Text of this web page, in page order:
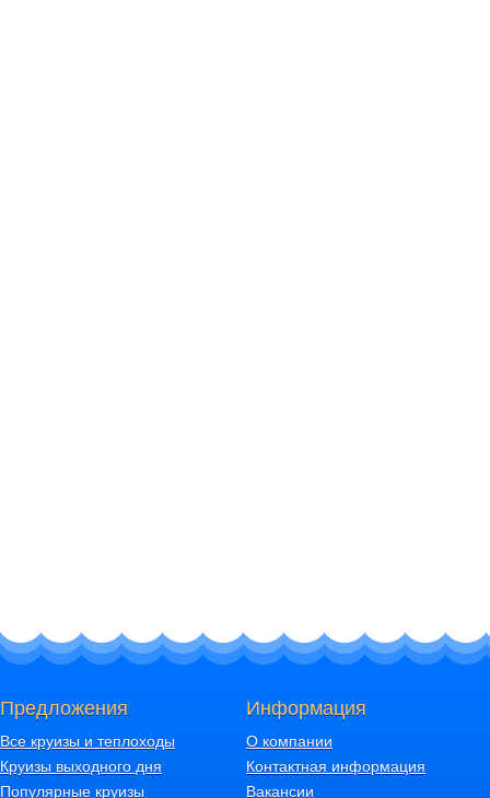
Предложения
Все круизы и теплоходы
Круизы выходного дня
Популярные круизы
Информация
О компании
Контактная информация
Вакансии